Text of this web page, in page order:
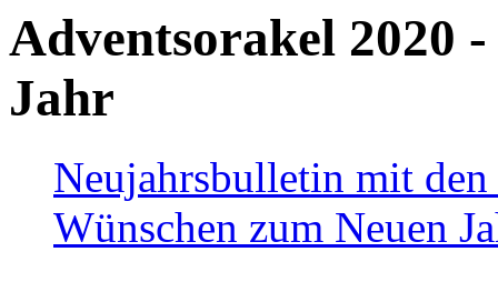
Adventsorakel 2020
Jahr
Neujahrsbulletin mit den
Wünschen zum Neuen